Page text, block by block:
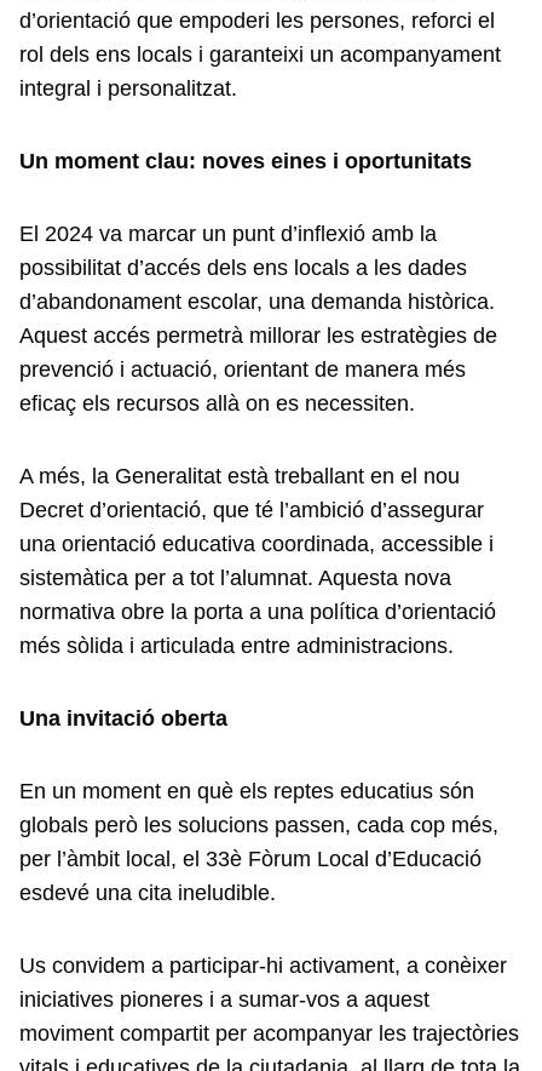
d’orientació que empoderi les persones, reforci el
rol dels ens locals i garanteixi un acompanyament
integral i personalitzat.
Un moment clau: noves eines i oportunitats
El 2024 va marcar un punt d’inflexió amb la
possibilitat d’accés dels ens locals a les dades
d’abandonament escolar, una demanda històrica.
Aquest accés permetrà millorar les estratègies de
prevenció i actuació, orientant de manera més
eficaç els recursos allà on es necessiten.
A més, la Generalitat està treballant en el nou
Decret d’orientació, que té l’ambició d’assegurar
una orientació educativa coordinada, accessible i
sistemàtica per a tot l’alumnat. Aquesta nova
normativa obre la porta a una política d’orientació
més sòlida i articulada entre administracions.
Una invitació oberta
En un moment en què els reptes educatius són
globals però les solucions passen, cada cop més,
per l’àmbit local, el 33è Fòrum Local d’Educació
esdevé una cita ineludible.
Us convidem a participar-hi activament, a conèixer
iniciatives pioneres i a sumar-vos a aquest
moviment compartit per acompanyar les trajectòries